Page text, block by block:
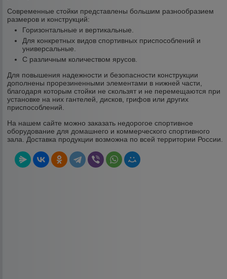
Современные стойки представлены большим разнообразием
размеров и конструкций:
Горизонтальные и вертикальные.
Для конкретных видов спортивных приспособлений и
универсальные.
С различным количеством ярусов.
Для повышения надежности и безопасности конструкции
дополнены прорезиненными элементами в нижней части,
благодаря которым стойки не скользят и не перемещаются при
установке на них гантелей, дисков, грифов или других
приспособлений.
На нашем сайте можно заказать недорогое спортивное
оборудование для домашнего и коммерческого спортивного
зала. Доставка продукции возможна по всей территории России.